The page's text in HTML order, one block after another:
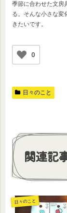
季節に合わせた文房
る。そんな小さな変
きたいです。
0
日々のこと
関連記
日々のこと